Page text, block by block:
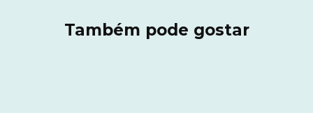
Também pode gostar